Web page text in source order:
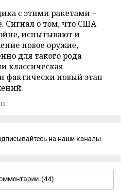
с этими ракетами –
Сигнал о том, что США
испытывают и
новое оружие,
для такого рода
классическая
фактически новый этап
на наши каналы
(44)